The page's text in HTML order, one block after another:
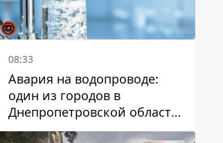
08:33
Авария на водопроводе:
один из городов в
Днепропетровской области
остался без воды